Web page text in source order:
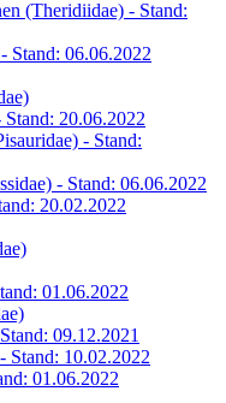
(Theridiidae) - Stand:
Stand: 06.06.2022
20.06.2022
- Stand:
- Stand: 06.06.2022
20.02.2022
01.06.2022
09.12.2021
Stand: 10.02.2022
01.06.2022